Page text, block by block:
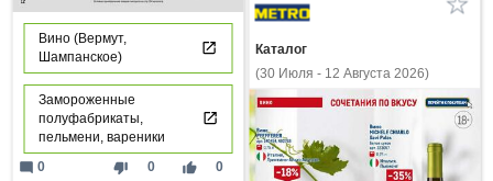
Вино (Вермут,
Шампанское)
Замороженные
полуфабрикаты,
пельмени, вареники
thumb_down 0 thumb_up 0
mode_comment 0
Каталог
(30 Июля - 12 Августа 2026)